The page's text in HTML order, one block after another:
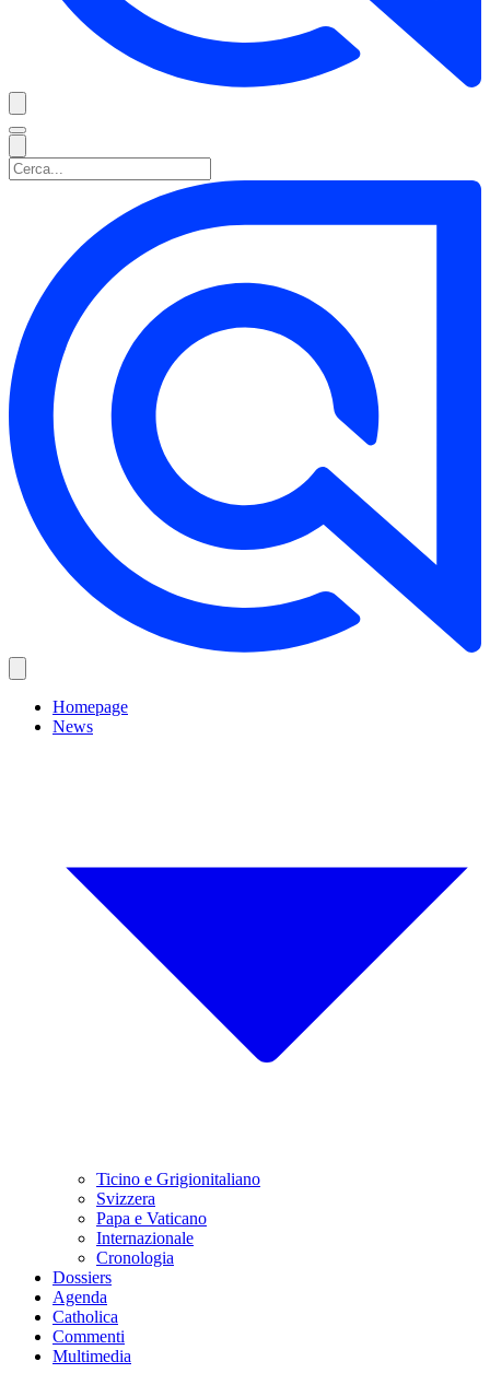
Homepage
News
Ticino e Grigionitaliano
Svizzera
Papa e Vaticano
Internazionale
Cronologia
Dossiers
Agenda
Catholica
Commenti
Multimedia